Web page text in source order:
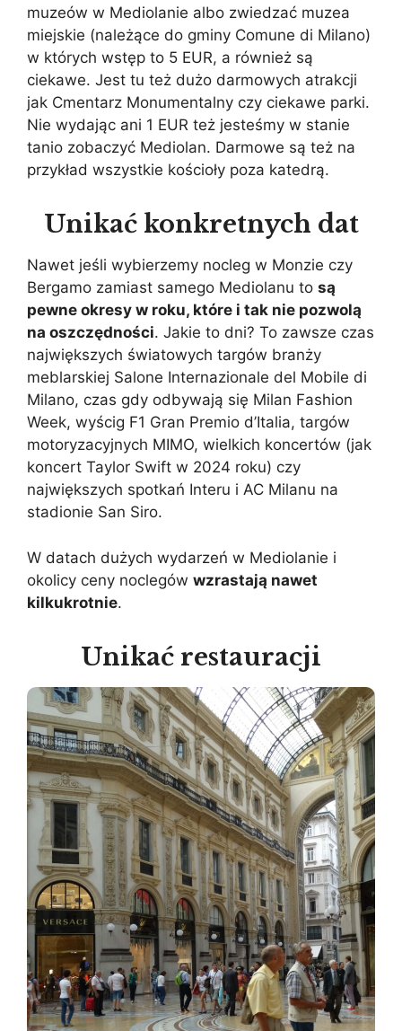
muzeów w Mediolanie albo zwiedzać muzea
miejskie (należące do gminy Comune di Milano)
w których wstęp to 5 EUR, a również są
ciekawe. Jest tu też dużo darmowych atrakcji
jak Cmentarz Monumentalny czy ciekawe parki.
Nie wydając ani 1 EUR też jesteśmy w stanie
tanio zobaczyć Mediolan. Darmowe są też na
przykład wszystkie kościoły poza katedrą.
Unikać konkretnych dat
Nawet jeśli wybierzemy nocleg w Monzie czy
Bergamo zamiast samego Mediolanu to są
pewne okresy w roku, które i tak nie pozwolą
na oszczędności. Jakie to dni? To zawsze czas
największych światowych targów branży
meblarskiej Salone Internazionale del Mobile di
Milano, czas gdy odbywają się Milan Fashion
Week, wyścig F1 Gran Premio d’Italia, targów
motoryzacyjnych MIMO, wielkich koncertów (jak
koncert Taylor Swift w 2024 roku) czy
największych spotkań Interu i AC Milanu na
stadionie San Siro.
W datach dużych wydarzeń w Mediolanie i
okolicy ceny noclegów wzrastają nawet
kilkukrotnie.
Unikać restauracji